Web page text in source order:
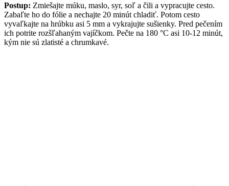
Postup: Zmiešajte múku, maslo, syr, soľ a čili a vypracujte cesto.
Zabaľte ho do fólie a nechajte 20 minút chladiť. Potom cesto
vyvaľkajte na hrúbku asi 5 mm a vykrajujte sušienky. Pred pečením
ich potrite rozšľahaným vajíčkom. Pečte na 180 °C asi 10-12 minút,
kým nie sú zlatisté a chrumkavé.